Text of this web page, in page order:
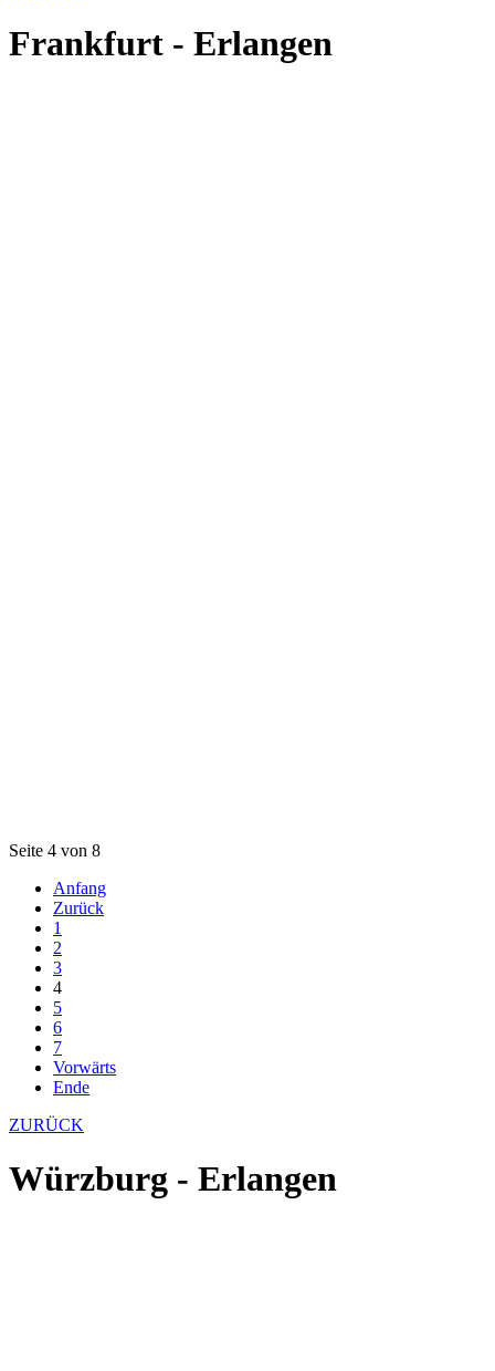
Frankfurt - Erlangen
Seite 4 von 8
Anfang
Zurück
1
2
3
4
5
6
7
Vorwärts
Ende
ZURÜCK
Würzburg - Erlangen